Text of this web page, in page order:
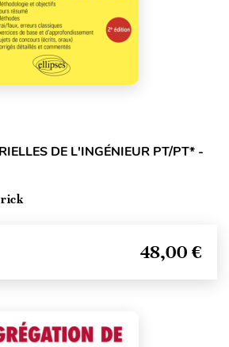
DE L'INGÉNIEUR PT/PT* -
48,00 €